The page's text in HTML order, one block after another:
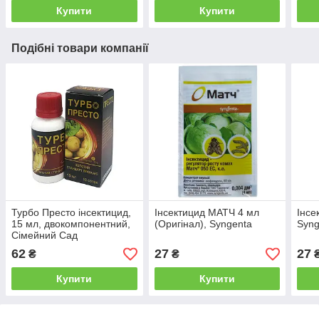
Купити Купити
Подібні товари компанії
Турбо Престо інсектицид,
15 мл, двокомпонентний,
Сімейний Сад
62 ₴
Купити
Інсектицид МАТЧ 4 мл
(Оригінал), Syngenta
27₴
Купити
27